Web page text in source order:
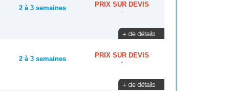
2 à 3 semaines PRIX SUR DEVIS
-
2 à 3 semaines PRIX SUR DEVIS
-